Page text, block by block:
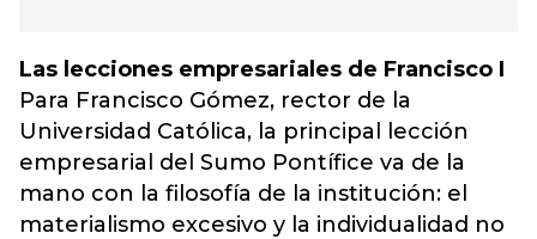
Las lecciones empresariales de Francisco I
Para Francisco Gómez, rector de la
Universidad Católica, la principal lección
empresarial del Sumo Pontífice va de la
mano con la filosofía de la institución: el
materialismo excesivo y la individualidad no